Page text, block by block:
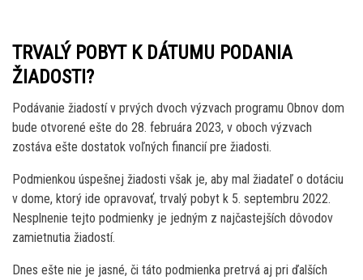
TRVALÝ POBYT K DÁTUMU PODANIA
ŽIADOSTI?
Podávanie žiadostí v prvých dvoch výzvach programu Obnov dom
bude otvorené ešte do 28. februára 2023, v oboch výzvach
zostáva ešte dostatok voľných financií pre žiadosti.
Podmienkou úspešnej žiadosti však je, aby mal žiadateľ o dotáciu
v dome, ktorý ide opravovať, trvalý pobyt k 5. septembru 2022.
Nesplnenie tejto podmienky je jedným z najčastejších dôvodov
zamietnutia žiadostí.
Dnes ešte nie je jasné, či táto podmienka pretrvá aj pri ďalších